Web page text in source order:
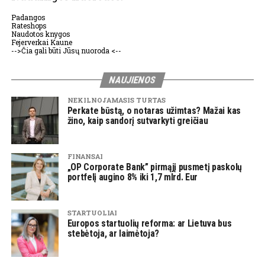
Padangos
Rateshops
Naudotos knygos
Fejerverkai Kaune
-->Čia gali būti Jūsų nuoroda <--
NAUJIENOS
NEKILNOJAMASIS TURTAS
Perkate būstą, o notaras užimtas? Mažai kas
žino, kaip sandorį sutvarkyti greičiau
FINANSAI
„OP Corporate Bank” pirmąjį pusmetį paskolų
portfelį augino 8% iki 1,7 mlrd. Eur
STARTUOLIAI
Europos startuolių reforma: ar Lietuva bus
stebėtoja, ar laimėtoja?